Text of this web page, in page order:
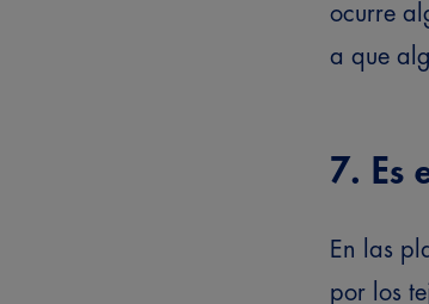
ocurre
a que
7. Es
En las
por los